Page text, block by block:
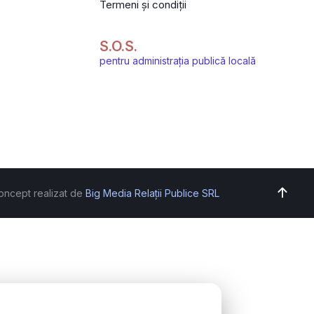
Termeni și condiții
S.O.S.
pentru administrația publică locală
realizat de Big Media Relații Publice SRL